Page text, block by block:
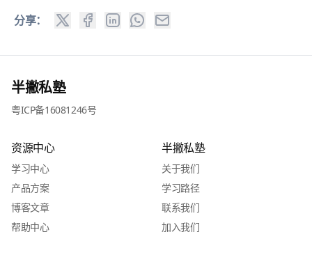
分享：
半撇私塾
粤ICP备16081246号
资源中心
学习中心
产品方案
博客文章
帮助中心
半撇私塾
关于我们
学习路径
联系我们
加入我们